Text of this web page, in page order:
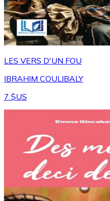
LES VERS D'UN FOU
IBRAHIM COULIBALY
7 $US